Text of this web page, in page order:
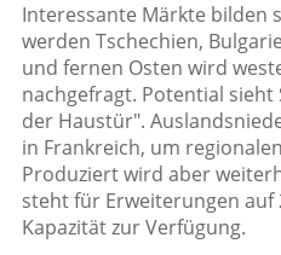
Interessante Märkte bilden
werden Tschechien,
und fernen Osten wird
nachgefragt. Potential
der Haustür".
in Frankreich, um
Produziert wird aber
steht für Erweiterungen auf
Kapazität zur Verfügung.